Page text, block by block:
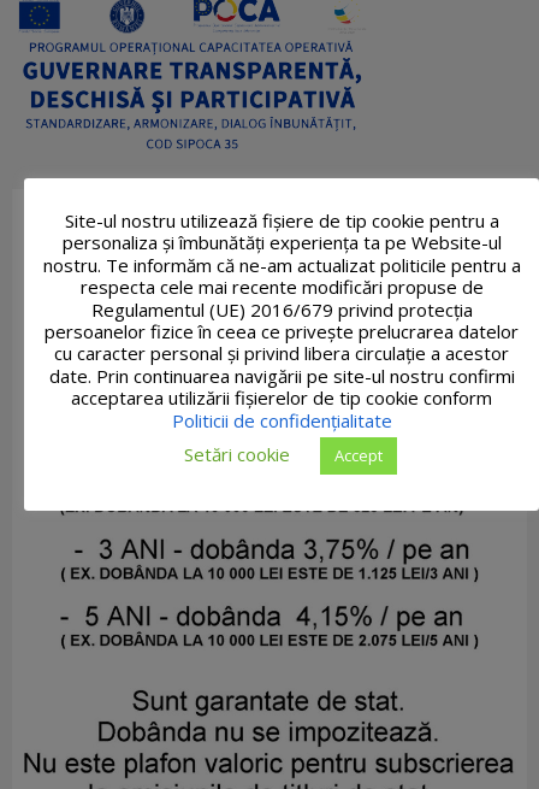
Site-ul nostru utilizează fişiere de tip cookie pentru a
personaliza și îmbunătăți experiența ta pe Website-ul
nostru. Te informăm că ne-am actualizat politicile pentru a
respecta cele mai recente modificări propuse de
Regulamentul (UE) 2016/679 privind protecția
persoanelor fizice în ceea ce privește prelucrarea datelor
cu caracter personal și privind libera circulație a acestor
date. Prin continuarea navigării pe site-ul nostru confirmi
acceptarea utilizării fişierelor de tip cookie conform
Politicii de confidențialitate
Setări cookie
Accept